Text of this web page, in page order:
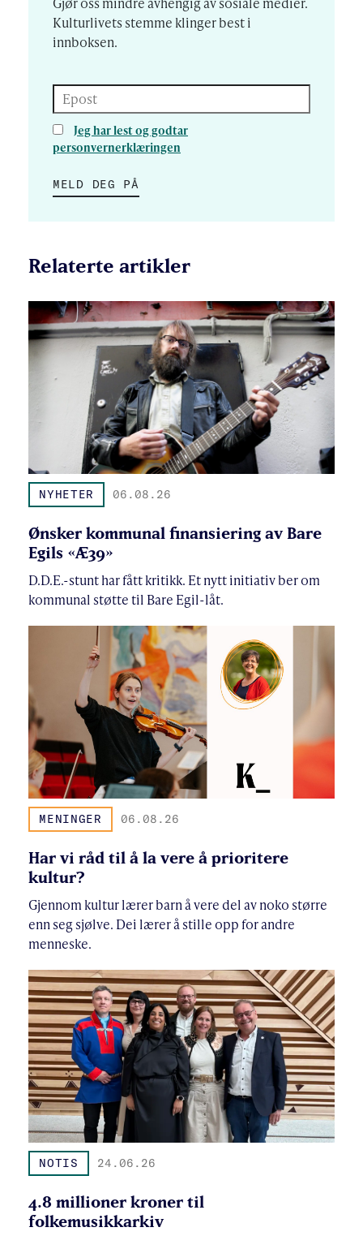
Kulturlivets stemme klinger best i
innboksen.
Epost
Jeg har lest og godtar
personvernerklæringen
MELD DEG PÅ
Relaterte artikler
NYHETER 06.08.26
Ønsker kommunal finansiering av Bare
Egils «Æ39»
D.D.E.-stunt har fått kritikk. Et nytt initiativ ber om
kommunal støtte til Bare Egil-låt.
MENINGER 06.08.26
Har vi råd til å la vere å prioritere
kultur?
Gjennom kultur lærer barn å vere del av noko større
enn seg sjølve. Dei lærer å stille opp for andre
menneske.
NOTIS 24.06.26
4.8 millioner kroner til
folkemusikkarkiv